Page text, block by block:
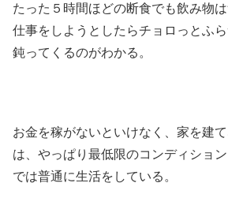
たった５時間ほどの断食でも飲み物
仕事をしようとしたらチョロっとふ
鈍ってくるのがわかる。
お金を稼がないといけなく、家を建
は、やっぱり最低限のコンディショ
では普通に生活をしている。